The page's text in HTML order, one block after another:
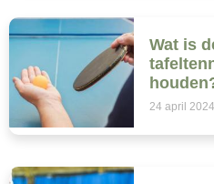
Wat is
24 april 2024